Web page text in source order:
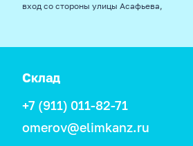
вход со стороны улицы Асафьева,
Склад
+7 (911) 011-82-71
omerov@elimkanz.ru